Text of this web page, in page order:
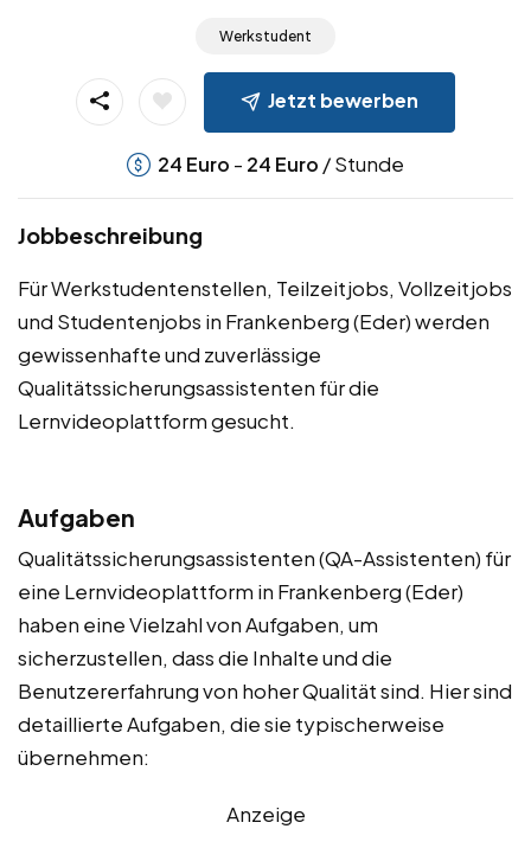
Werkstudent
Jetzt bewerben
24 Euro - 24 Euro / Stunde
Jobbeschreibung
Für Werkstudentenstellen, Teilzeitjobs, Vollzeitjobs
und Studentenjobs in Frankenberg (Eder) werden
gewissenhafte und zuverlässige
Qualitätssicherungsassistenten für die
Lernvideoplattform gesucht.
Aufgaben
Qualitätssicherungsassistenten (QA-Assistenten) für
eine Lernvideoplattform in Frankenberg (Eder)
haben eine Vielzahl von Aufgaben, um
sicherzustellen, dass die Inhalte und die
Benutzererfahrung von hoher Qualität sind. Hier sind
detaillierte Aufgaben, die sie typischerweise
übernehmen:
Anzeige